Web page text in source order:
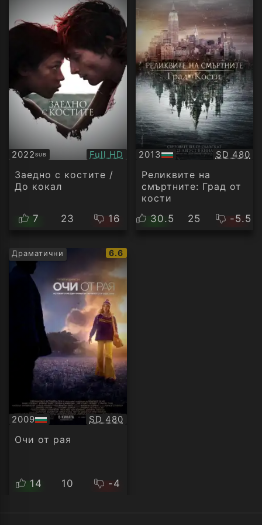
2022SUB
Субтитри Качество:
Full HD
Заедно с костите /
До кокал
7 23 16
2013
БГ
аудио
SD 480
Реликвите на
смъртните: Град от
кости
30.5
25 -5.5
Драматични
IMDb
рейтинг:
6.6
2009
БГ
аудио
Качество:
SD 480
Очи от рая
14 10 -4